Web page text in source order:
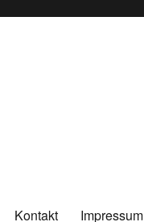
Kontakt Impressum